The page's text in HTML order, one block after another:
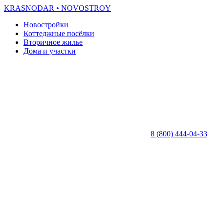
KRASNODAR • NOVOSTROY
Новостройки
Коттеджные посёлки
Вторичное жилье
Дома и участки
8 (800) 444-04-33